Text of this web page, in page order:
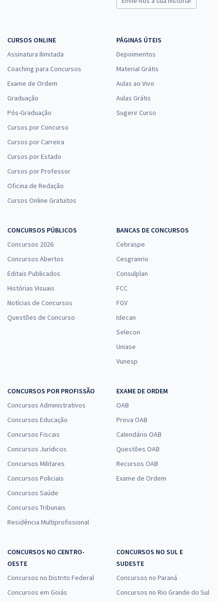
CURSOS ONLINE
Assinatura Ilimitada
Coaching para Concursos
Exame de Ordem
Graduação
Pós-Graduação
Cursos por Concurso
Cursos por Carreira
Cursos por Estado
Cursos por Professor
Oficina de Redação
Cursos Online Gratuitos
PÁGINAS ÚTEIS
Depoimentos
Material Grátis
Aulas ao Vivo
Aulas Grátis
Sugerir Curso
CONCURSOS PÚBLICOS
Concursos 2026
Concursos Abertos
Editais Publicados
Histórias Visuais
Notícias de Concursos
Questões de Concurso
BANCAS DE CONCURSOS
Cebraspe
Cesgranrio
Consulplan
FCC
FGV
Idecan
Selecon
Uniase
Vunesp
CONCURSOS POR PROFISSÃO
Concursos Administrativos
Concursos Educação
Concursos Fiscais
Concursos Jurídicos
Concursos Militares
Concursos Policiais
Concursos Saúde
Concursos Tribunais
Residência Multiprofissional
EXAME DE ORDEM
OAB
Prova OAB
Calendário OAB
Questões OAB
Recursos OAB
Exame de Ordem
CONCURSOS NO CENTRO-
OESTE
Concursos no Distrito Federal
Concursos em Goiás
CONCURSOS NO SUL E
SUDESTE
Concursos no Paraná
Concursos no Rio Grande do Sul